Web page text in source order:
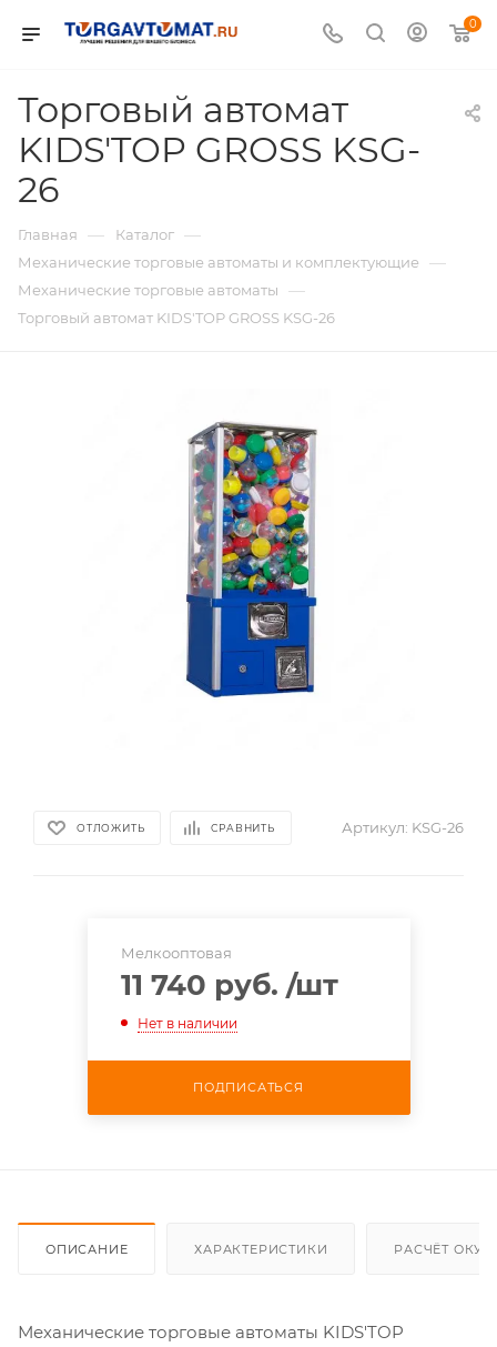
0
Торговый автомат
KIDS'TOP GROSS KSG-
26
Главная — Каталог —
Механические торговые автоматы и комплектующие —
Механические торговые автоматы —
Торговый автомат KIDS'TOP GROSS KSG-26
ОТЛОЖИТЬ СРАВНИТЬ Артикул: KSG-26
Мелкооптовая
11 740 руб. /шт
Нет в наличии
ПОДПИСАТЬСЯ
ОПИСАНИЕ ХАРАКТЕРИСТИКИ РАСЧЁТ
Механические торговые автоматы KIDS'TOP